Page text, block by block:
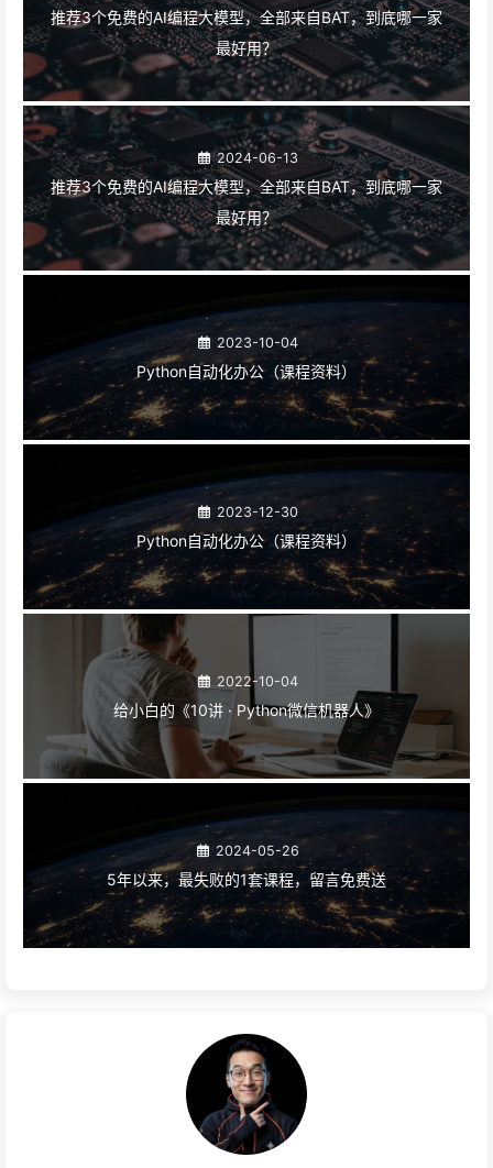
推荐3个免费的AI编程大模型，全部来自BAT，到底哪一家
最好用？
2024-06-13
推荐3个免费的AI编程大模型，全部来自BAT，到底哪一家
最好用？
2023-10-04
Python自动化办公（课程资料）
2023-12-30
Python自动化办公（课程资料）
2022-10-04
给小白的《10讲 · Python微信机器人》
2024-05-26
5年以来，最失败的1套课程，留言免费送